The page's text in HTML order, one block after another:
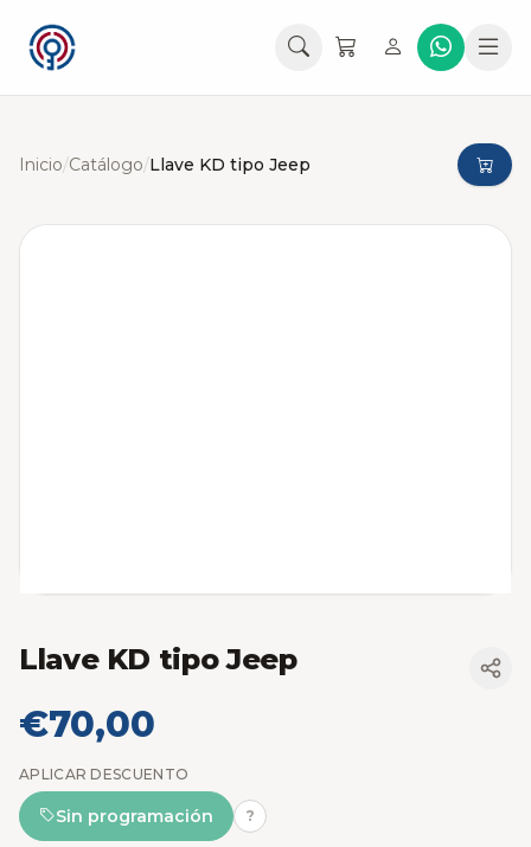
Inicio/Catálogo/Llave KD tipo Jeep
Llave KD tipo Jeep
€70,00
APLICAR DESCUENTO
Sin programación ?